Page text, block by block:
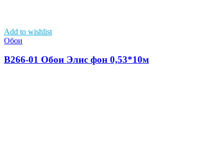
Add to wishlist
Обои
В266-01 Обои Элис фон 0,53*10м